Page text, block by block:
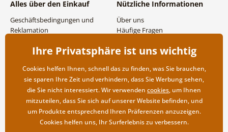
Alles über den Einkauf
Geschäftsbedingungen und
Reklamation
Versand- und
Rücksendung der Ware
Nützliche Informationen
Über uns
Häufige Fragen
Großhandel und
Ihre Privatsphäre ist uns wichtig
Cookies helfen Ihnen, schnell das zu finden, was Sie brauchen,
sie sparen Ihre Zeit und verhindern, dass Sie Werbung sehen,
die Sie nicht interessiert. Wir verwenden cookies, um Ihnen
mitzuteilen, dass Sie sich auf unserer Website befinden, und
um Produkte entsprechend Ihren Präferenzen anzuzeigen.
Cookies helfen uns, Ihr Surferlebnis zu verbessern.